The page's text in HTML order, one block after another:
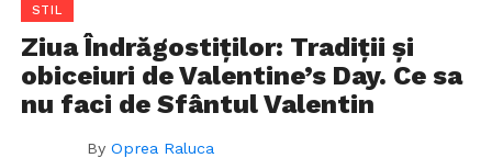
STIL
Ziua Îndrăgostiților: Tradiții și
obiceiuri de Valentine’s Day. Ce sa
nu faci de Sfântul Valentin
By Oprea Raluca